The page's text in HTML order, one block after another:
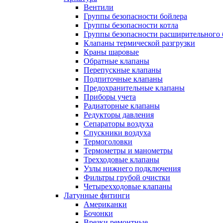
Вентили
Группы безопасности бойлера
Группы безопасности котла
Группы безопасности расширительного
Клапаны термической разгрузки
Краны шаровые
Обратные клапаны
Перепускные клапаны
Подпиточные клапаны
Предохранительные клапаны
Приборы учета
Радиаторные клапаны
Редукторы давления
Сепараторы воздуха
Спускники воздуха
Термоголовки
Термометры и манометры
Трехходовые клапаны
Узлы нижнего подключения
Фильтры грубой очистки
Четырехходовые клапаны
Латунные фитинги
Американки
Бочонки